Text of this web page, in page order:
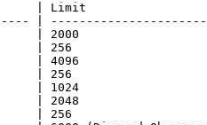
| Limit
|
| 2000
| 256
| 4096
| 256
| 1024
| 2048
| 256